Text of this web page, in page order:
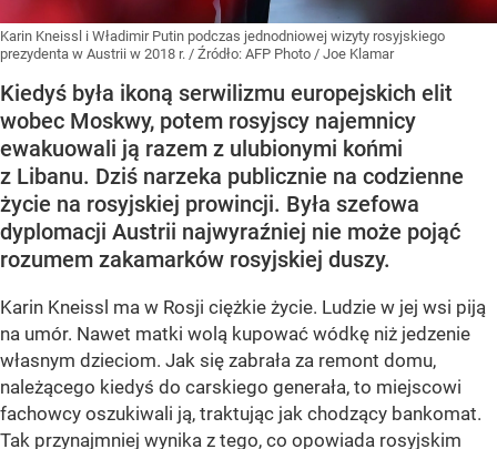
Karin Kneissl i Władimir Putin podczas jednodniowej wizyty rosyjskiego
prezydenta w Austrii w 2018 r. / Źródło: AFP Photo / Joe Klamar
Kiedyś była ikoną serwilizmu europejskich elit
wobec Moskwy, potem rosyjscy najemnicy
ewakuowali ją razem z ulubionymi końmi
z Libanu. Dziś narzeka publicznie na codzienne
życie na rosyjskiej prowincji. Była szefowa
dyplomacji Austrii najwyraźniej nie może pojąć
rozumem zakamarków rosyjskiej duszy.
Karin Kneissl ma w Rosji ciężkie życie. Ludzie w jej wsi piją
na umór. Nawet matki wolą kupować wódkę niż jedzenie
własnym dzieciom. Jak się zabrała za remont domu,
należącego kiedyś do carskiego generała, to miejscowi
fachowcy oszukiwali ją, traktując jak chodzący bankomat.
Tak przynajmniej wynika z tego, co opowiada rosyjskim